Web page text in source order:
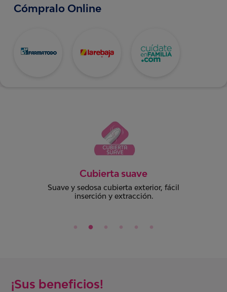
Cómpralo Online
Algodón 100% orgánico
Cuerpo absorbente con fibras de
algodón 100% natural, libre de cloro,
¡Sus beneficios!